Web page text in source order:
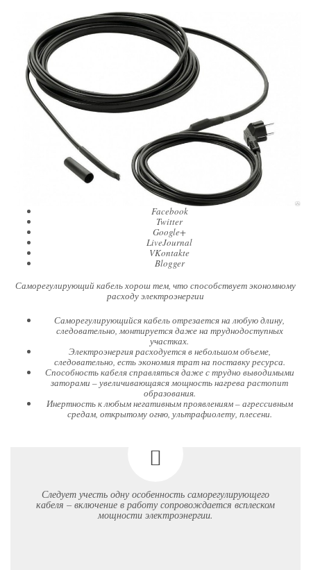
Facebook
Twitter
Google+
LiveJournal
VKontakte
Blogger
Саморегулирующий кабель хорош тем, что способствует экономному
расходу электроэнергии
Саморегулирующийся кабель отрезается на любую длину,
следовательно, монтируется даже на труднодоступных
участках.
Электроэнергия расходуется в небольшом объеме,
следовательно, есть экономия трат на поставку ресурса.
Способность кабеля справляться даже с трудно выводимыми
заторами – увеличивающаяся мощность нагрева растопит
образования.
Инертность к любым негативным проявлениям – агрессивным
средам, открытому огню, ультрафиолету, плесени.
Следует учесть одну особенность саморегулирующего
кабеля – включение в работу сопровождается всплеском
мощности электроэнергии.